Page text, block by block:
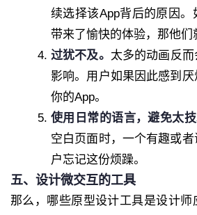
续选择该App背后的原因。
带来了愉快的体验，那他们
过犹不及。 太多的动画反
影响。用户如果因此感到
你的App。
使用日常的语言，避免太
空白页面时，一个有趣或
户忘记这份烦躁。
五、设计微交互的工具
那么，哪些原型设计工具是设计师